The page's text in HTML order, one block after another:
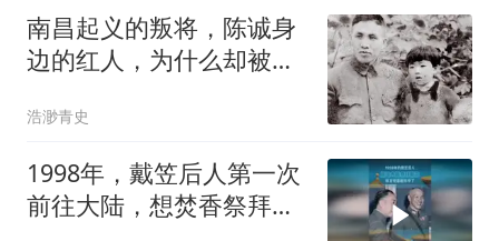
南昌起义的叛将，陈诚身
边的红人，为什么却被追
浩渺青史
1998年，戴笠后人第一次
前往大陆，想焚香祭拜，